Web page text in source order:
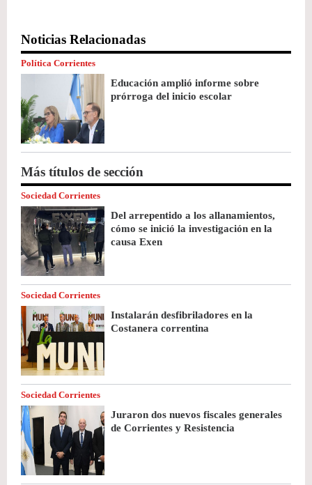
Noticias Relacionadas
Política Corrientes
Educación amplió informe sobre
prórroga del inicio escolar
Más títulos de sección
Sociedad Corrientes
Del arrepentido a los allanamientos,
cómo se inició la investigación en la
causa Exen
Sociedad Corrientes
Instalarán desfibriladores en la
Costanera correntina
Sociedad Corrientes
Juraron dos nuevos fiscales generales
de Corrientes y Resistencia